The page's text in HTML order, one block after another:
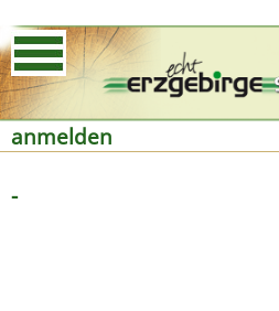
anmelden
-